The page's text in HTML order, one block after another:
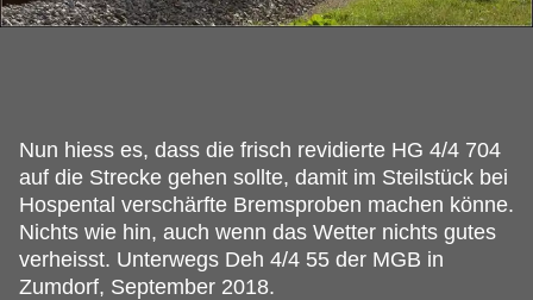
Nun hiess es, dass die frisch revidierte HG 4/4 704
auf die Strecke gehen sollte, damit im Steilstück bei
Hospental verschärfte Bremsproben machen könne.
Nichts wie hin, auch wenn das Wetter nichts gutes
verheisst. Unterwegs Deh 4/4 55 der MGB in
Zumdorf, September 2018.